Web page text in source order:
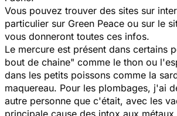
Vous pouvez trouver des sites sur
particulier sur Green Peace ou sur le
vous donneront toutes ces infos.
Le mercure est présent dans certains
bout de chaine" comme le thon ou
dans les petits poissons comme la
maquereau. Pour les plombages, j'ai
autre personne que c'était, avec les
principale cause des intox aux métaux